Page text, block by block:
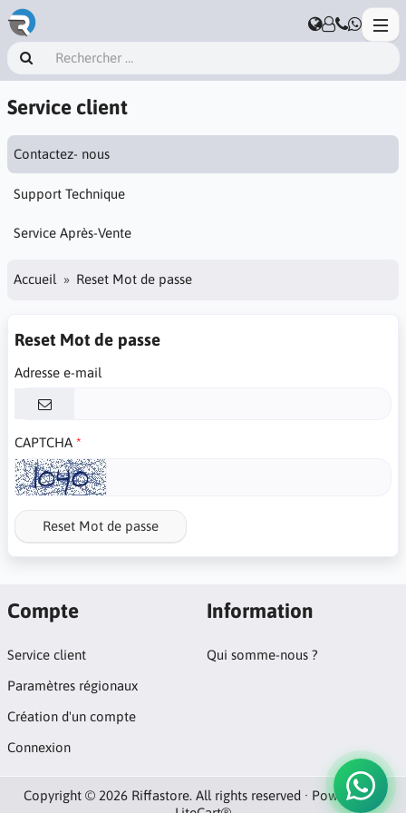
Service client
Contactez- nous
Support Technique
Service Après-Vente
Accueil Reset Mot de passe
Reset Mot de passe
Adresse e-mail
CAPTCHA
Reset Mot de passe
Compte
Service client
Paramètres régionaux
Création d'un compte
Connexion
Information
Qui somme-nous ?
Copyright © 2026 Riffastore. All rights reserved · Powered by